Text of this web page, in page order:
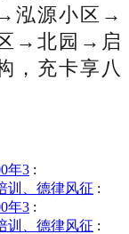
泓源小区→
→北园→启
，充卡享八
年3 :
训、德律风征 :
年3 :
训、德律风征 :